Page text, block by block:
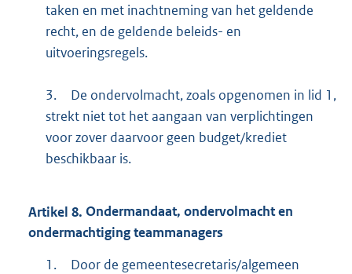
taken en met inachtneming van het geldende
recht, en de geldende beleids- en
uitvoeringsregels.
3.
De ondervolmacht, zoals opgenomen in lid 1,
strekt niet tot het aangaan van verplichtingen
voor zover daarvoor geen budget/krediet
beschikbaar is.
Artikel 8. Ondermandaat, ondervolmacht en
ondermachtiging teammanagers
1.
Door de gemeentesecretaris/algemeen